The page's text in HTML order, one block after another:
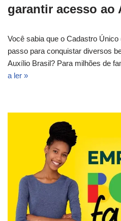
garantir acesso ao
Você sabia que o Cadastro
passo para conquistar diversos
Auxílio Brasil? Para milhões de
a ler »